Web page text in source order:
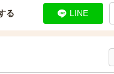
る LINE